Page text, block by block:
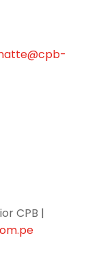
CPB |